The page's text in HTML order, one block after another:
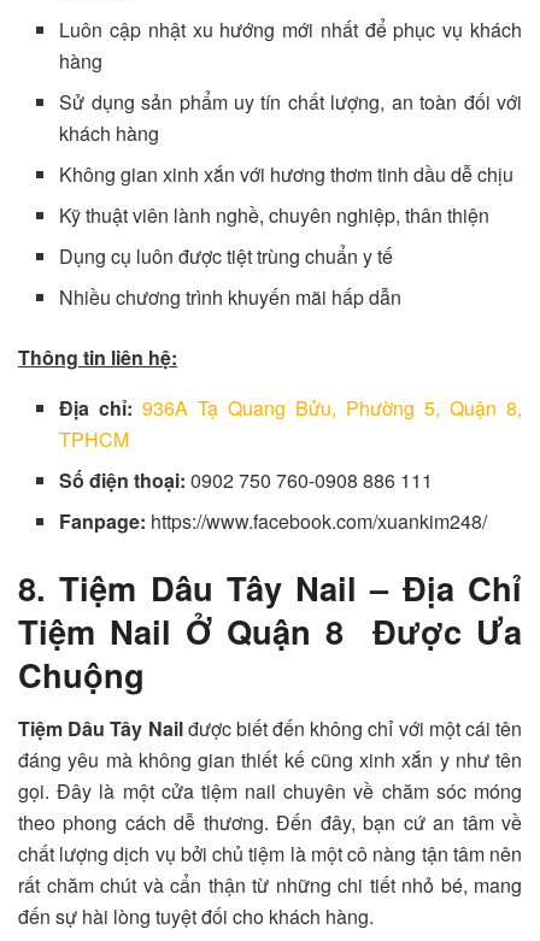
Luôn cập nhật xu hướng mới nhất để phục vụ khách
hàng
Sử dụng sản phẩm uy tín chất lượng, an toàn đối với
khách hàng
Không gian xinh xắn với hương thơm tinh dầu dễ chịu
Kỹ thuật viên lành nghề, chuyên nghiệp, thân thiện
Dụng cụ luôn được tiệt trùng chuẩn y tế
Nhiều chương trình khuyến mãi hấp dẫn
Thông tin liên hệ:
Địa chỉ: 936A Tạ Quang Bửu, Phường 5, Quận 8,
TPHCM
Số điện thoại: 0902 750 760-0908 886 111
Fanpage: https://www.facebook.com/xuankim248/
8. Tiệm Dâu Tây Nail – Địa Chỉ
Tiệm Nail Ở Quận 8 Được Ưa
Chuộng
Tiệm Dâu Tây Nailđược biết đến không chỉ với một cái tên
đáng yêu mà không gian thiết kế cũng xinh xắn y như tên
gọi. Đây là một cửa tiệm nail chuyên về chăm sóc móng
theo phong cách dễ thương. Đến đây, bạn cứ an tâm về
chất lượng dịch vụ bởi chủ tiệm là một cô nàng tận tâm nên
rất chăm chút và cẩn thận từ những chi tiết nhỏ bé, mang
đến sự hài lòng tuyệt đối cho khách hàng.